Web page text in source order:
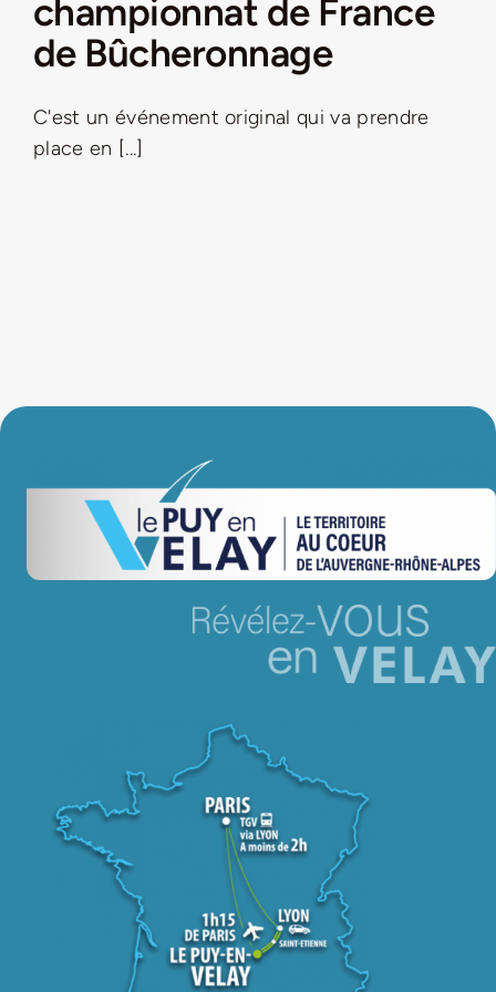
LA ROUTE DES PRODUCTEURS
NOUS CONTACTER
Nouveau Magazine EnVelay
Jeu concours – Gagnez votre bûche de Noël 2025
championnat de France
de Bûcheronnage
C'est un événement original qui va prendre
place en [...]